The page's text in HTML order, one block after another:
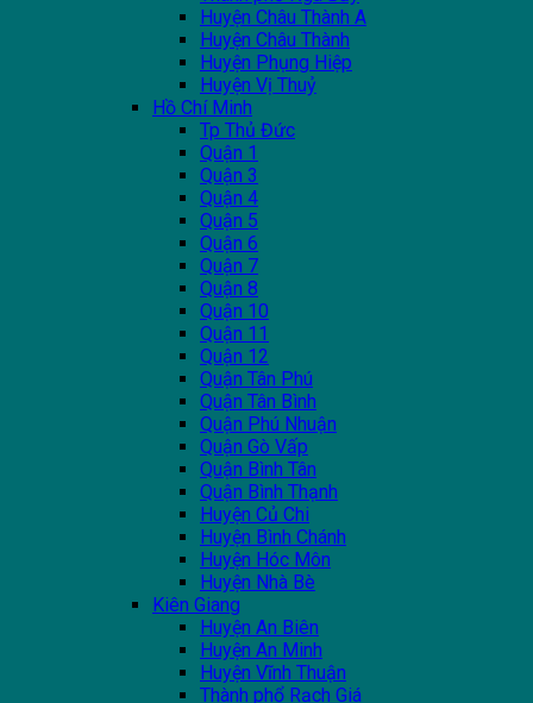
Huyện Châu Thành A
Huyện Châu Thành
Huyện Phụng Hiệp
Huyện Vị Thuỷ
Hồ Chí Minh
Tp Thủ Đức
Quận 1
Quận 3
Quận 4
Quận 5
Quận 6
Quận 7
Quận 8
Quận 10
Quận 11
Quận 12
Quận Tân Phú
Quận Tân Bình
Quận Phú Nhuận
Quận Gò Vấp
Quận Bình Tân
Quận Bình Thạnh
Huyện Củ Chi
Huyện Bình Chánh
Huyện Hóc Môn
Huyện Nhà Bè
Kiên Giang
Huyện An Biên
Huyện An Minh
Huyện Vĩnh Thuận
Thành phổ Rạch Giá